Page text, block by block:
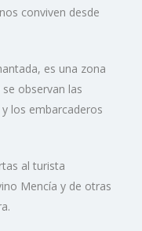
conviven desde
es una zona
observan las
los embarcaderos
al turista
Mencía y de otras